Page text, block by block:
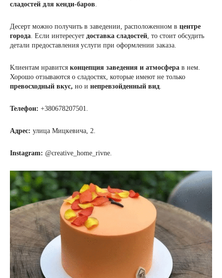
сладостей для кенди-баров.
Десерт можно получить в заведении, расположенном в центре
города. Если интересует доставка сладостей, то стоит обсудить
детали предоставления услуги при оформлении заказа.
Клиентам нравится концепция заведения и атмосфера в нем.
Хорошо отзываются о сладостях, которые имеют не только
превосходный вкус, но и непревзойденный вид.
Телефон: +380678207501.
Адрес: улица Мицкевича, 2.
Instagram: @creative_home_rivne.